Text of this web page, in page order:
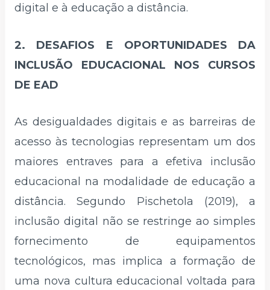
digital e à educação a distância.
2. DESAFIOS E OPORTUNIDADES DA
INCLUSÃO EDUCACIONAL NOS CURSOS
DE EAD
As desigualdades digitais e as barreiras de
acesso às tecnologias representam um dos
maiores entraves para a efetiva inclusão
educacional na modalidade de educação a
distância. Segundo Pischetola (2019), a
inclusão digital não se restringe ao simples
fornecimento de equipamentos
tecnológicos, mas implica a formação de
uma nova cultura educacional voltada para